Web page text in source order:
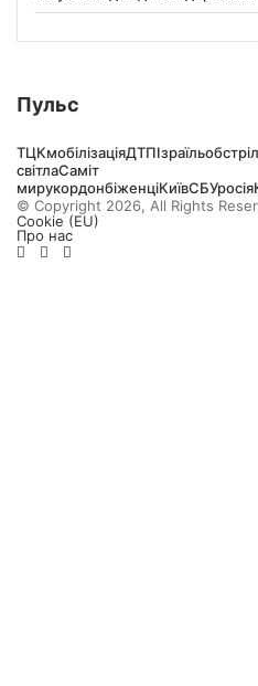
Пульс
ТЦКмобілізаціяДТПІзраїльобстріл
світлаСаміт
мирукордонбіженціКиївСБУросія
© Copyright 2026, All Rights
Cookie (EU)
Про нас